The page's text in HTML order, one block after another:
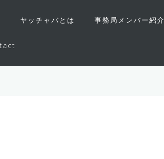
ヤッチャバとは 事務局メンバー紹介